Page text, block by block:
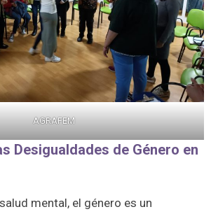
AGRAFEM
Desigualdades de Género en
mental, el género es un